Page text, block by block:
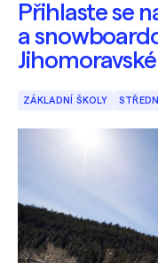
Přihlaste se
a
ZÁKLADNÍ ŠKOLY